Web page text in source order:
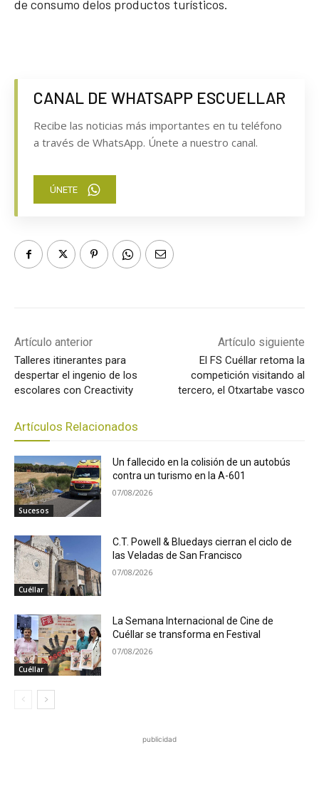
de consumo delos productos turísticos.
CANAL DE WHATSAPP ESCUELLAR
Recibe las noticias más importantes en tu teléfono
a través de WhatsApp. Únete a nuestro canal.
ÚNETE
Artículo anterior
Talleres itinerantes para
despertar el ingenio de los
escolares con Creactivity
Artículo siguiente
El FS Cuéllar retoma la
competición visitando al
tercero, el Otxartabe vasco
Artículos Relacionados
Sucesos
Un fallecido en la colisión de un autobús
contra un turismo en la A-601
07/08/2026
Cuéllar
C.T. Powell & Bluedays cierran el ciclo de
las Veladas de San Francisco
07/08/2026
Cuéllar
La Semana Internacional de Cine de
Cuéllar se transforma en Festival
07/08/2026
publicidad